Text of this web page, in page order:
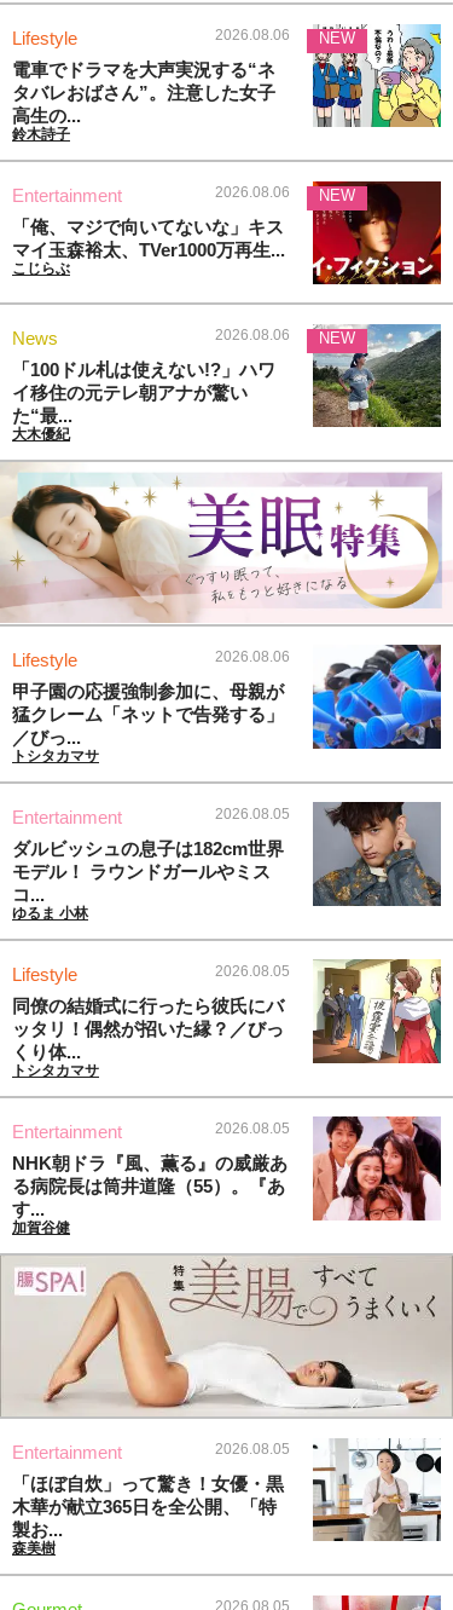
Lifestyle 2026.08.06
電車でドラマを大声実況する“ネ
タバレおばさん”。注意した女子
高生の...
鈴木詩子
NEW
Entertainment 2026.08.06
「俺、マジで向いてないな」キス
マイ玉森裕太、TVer1000万再生...
こじらぶ
NEW
News 2026.08.06
「100ドル札は使えない!?」ハワ
イ移住の元テレ朝アナが驚い
た“最...
大木優紀
NEW
Lifestyle 2026.08.06
甲子園の応援強制参加に、母親が
猛クレーム「ネットで告発する」
／びっ...
トシタカマサ
Entertainment 2026.08.05
ダルビッシュの息子は182cm世界
モデル！ ラウンドガールやミス
コ...
ゆるま 小林
Lifestyle 2026.08.05
同僚の結婚式に行ったら彼氏にバ
ッタリ！偶然が招いた縁？／びっ
くり体...
トシタカマサ
Entertainment 2026.08.05
NHK朝ドラ『風、薫る』の威厳あ
る病院長は筒井道隆（55）。『あ
す...
加賀谷健
Entertainment 2026.08.05
「ほぼ自炊」って驚き！女優・黒
木華が献立365日を全公開、「特
製お...
森美樹
2026.08.05